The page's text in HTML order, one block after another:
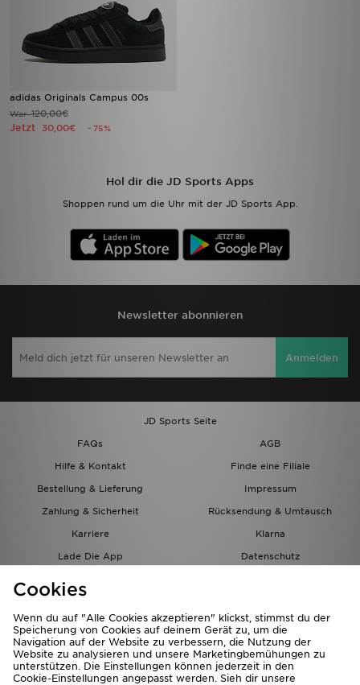
adidas Originals Campus 00s
War120,00€
Jetzt 30,00€ - 75%
Hol dir die JD Sports Apps
Shoppen rund um die Uhr mit der JD Sports App.
Newsletter abonnieren
Anmelden
JD Sports Seite
FAQs
AGB
Hilfe & Kontakt
Finde eine Filiale
Bestellung & Lieferung
Impressum
Zahlung & Sicherheit
Rücksendung & Umtausch
Karriere
Klarna
Lade Die App
Datenschutz
Cookies
Wenn du auf "Alle Cookies akzeptieren" klickst, stimmst du der
Speicherung von Cookies auf deinem Gerät zu, um die
Navigation auf der Website zu verbessern, die Nutzung der
Website zu analysieren und unsere Marketingbemühungen zu
unterstützen. Die Einstellungen können jederzeit in den
Cookie-Einstellungen angepasst werden. Sieh dir unsere